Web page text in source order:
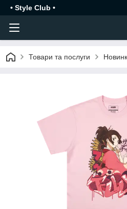
• Style Club •
Товари та послуги